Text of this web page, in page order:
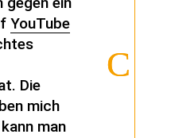
YouTube
Die
mich
man